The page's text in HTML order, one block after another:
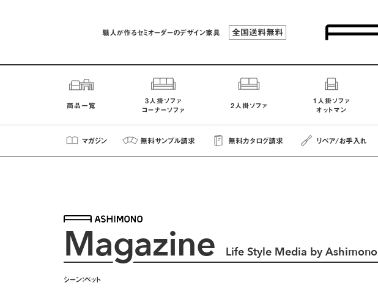
職人が作るセミオーダーのデザイン家具 全国送料無料
商品一覧
3人掛ソファ
コーナーソファ
2人掛ソファ
1人掛ソファ
オットマン
マガジン 無料サンプル請求 無料カタログ請求 リペア/お手入れ
Magazine Life Style Media by Ashimono
シーン：ペット